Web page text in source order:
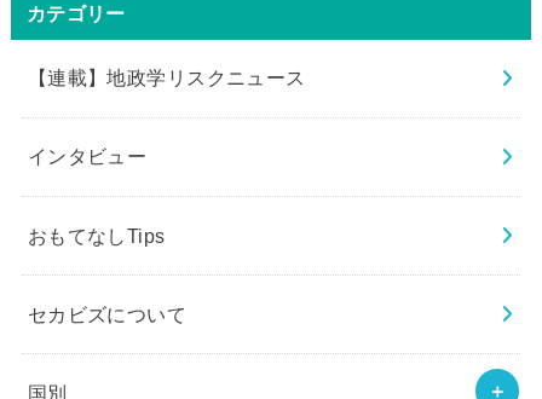
カテゴリー
【連載】地政学リスクニュース
インタビュー
おもてなしTips
セカビズについて
国別